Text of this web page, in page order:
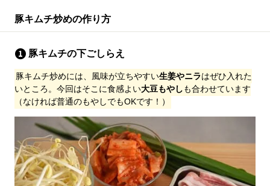
豚キムチ炒めの作り方
豚キムチの下ごしらえ
豚キムチ炒めには、風味が立ちやすい生姜やニラはぜひ入れた
いところ。今回はそこに食感よい大豆もやしも合わせています
（なければ普通のもやしでもOKです！）